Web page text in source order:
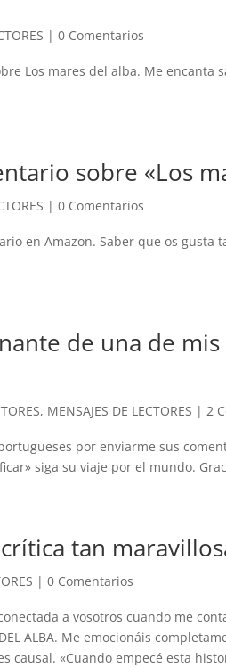
| 0 Comentarios
Los mares del alba. Me encanta
sobre «Los
| 0 Comentarios
en Amazon. Saber que os gusta
de una de
, MENSAJES DE LECTORES | 2
por enviarme sus
siga su viaje por el mundo.
tan
| 0 Comentarios
a vosotros cuando me
ALBA. Me emocionáis
causal. «Cuando empecé esta